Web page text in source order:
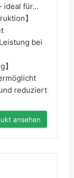
ideal für...
】
bei
reduziert
ansehen